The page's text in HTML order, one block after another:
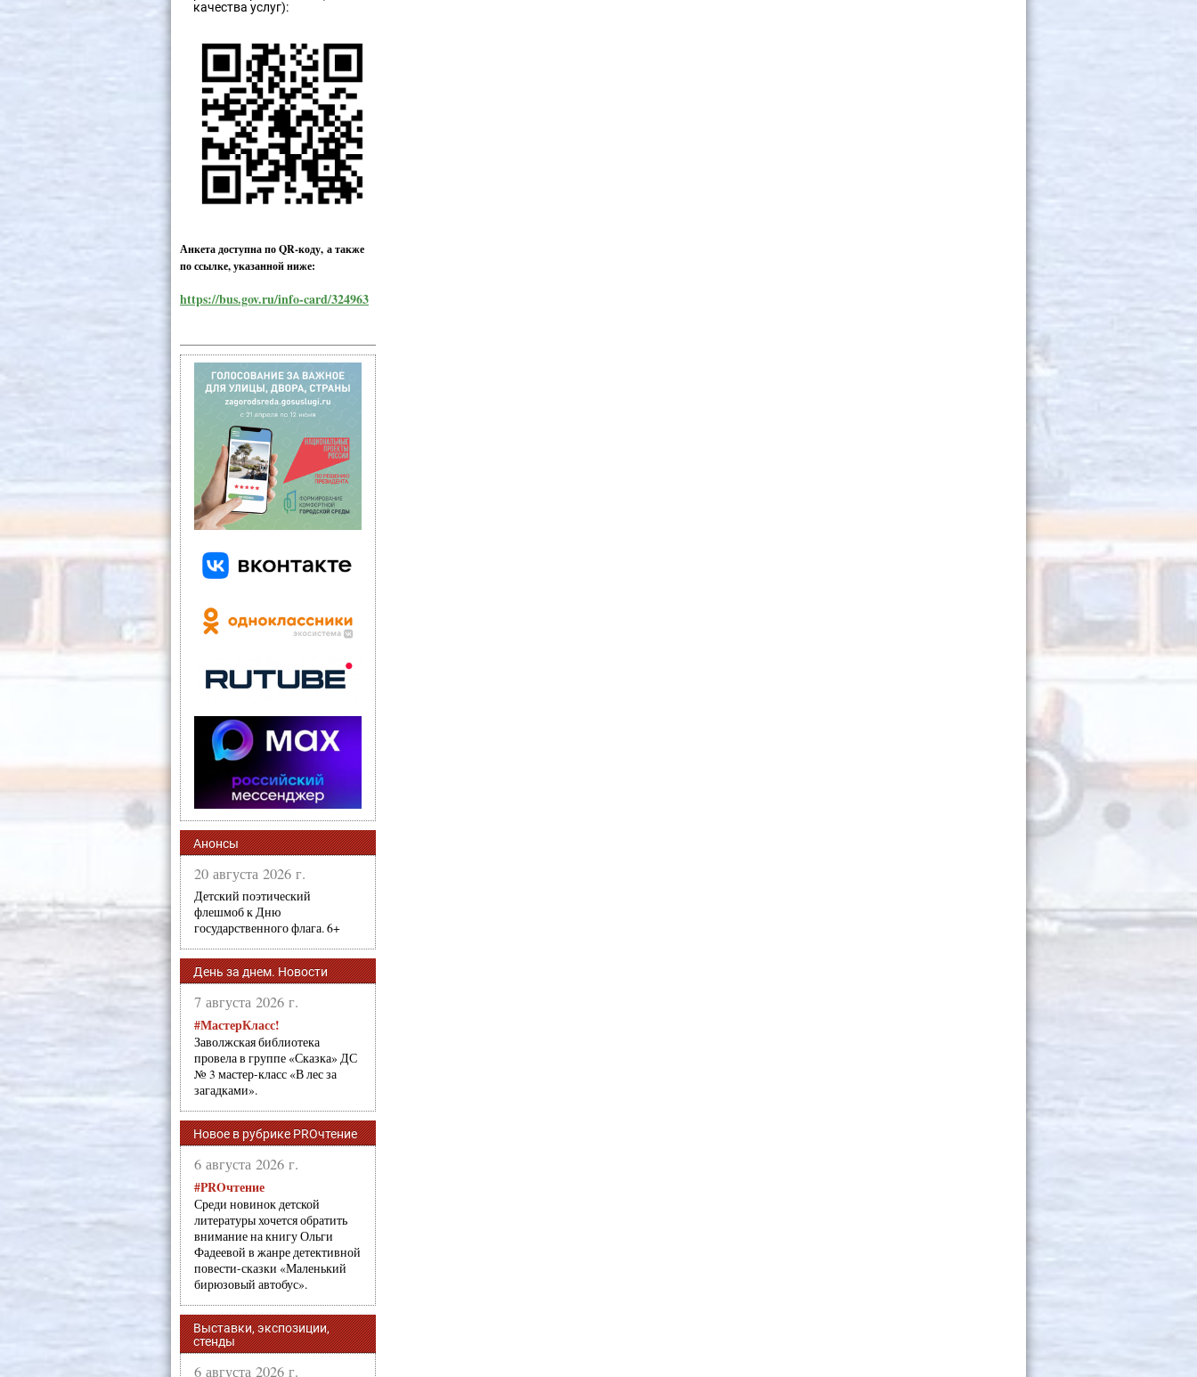
качества услуг):
Анкета доступна по QR-коду, а также
по ссылке, указанной ниже:
https://bus.gov.ru/info-card/324963
Анонсы
20 августа 2026 г.
Детский поэтический
флешмоб к Дню
государственного флага. 6+
День за днем. Новости
7 августа 2026 г.
#МастерКласс!
Заволжская библиотека
провела в группе «Сказка» ДС
№ 3 мастер-класс «В лес за
загадками».
Новое в рубрике PROчтение
6 августа 2026 г.
#PROчтение
Среди новинок детской
литературы хочется обратить
внимание на книгу Ольги
Фадеевой в жанре детективной
повести-сказки «Маленький
бирюзовый автобус».
Выставки, экспозиции,
стенды
6 августа 2026 г.